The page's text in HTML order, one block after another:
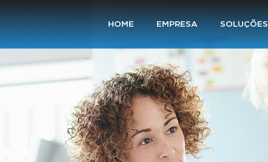
HOME EMPRESA SOLUÇÕES